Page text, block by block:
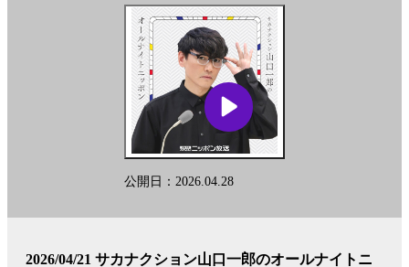
公開日：2026.04.28
2026/04/21 サカナクション山口一郎のオールナイトニ